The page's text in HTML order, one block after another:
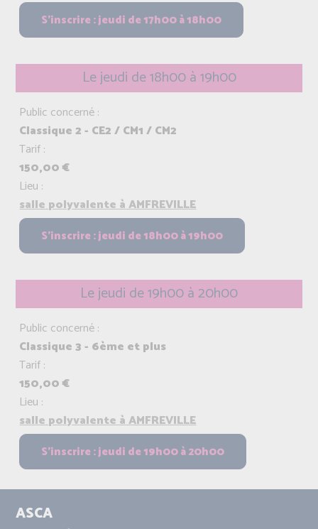
Le jeudi de 18h00 à 19h00
Public concerné :
Classique 2 - CE2 / CM1 / CM2
Tarif :
150,00 €
Lieu :
salle polyvalente à AMFREVILLE
Le jeudi de 19h00 à 20h00
Public concerné :
Classique 3 - 6ème et plus
Tarif :
150,00 €
Lieu :
salle polyvalente à AMFREVILLE
ASCA